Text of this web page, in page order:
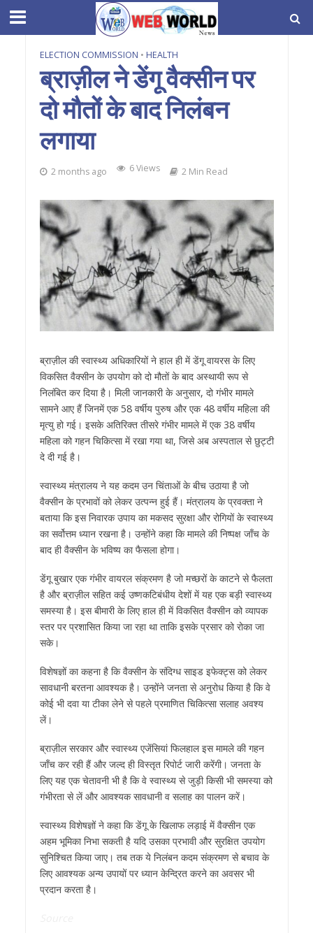
ELECTION COMMISSION • HEALTH
ब्राज़ील ने डेंगू वैक्सीन पर
दो मौतों के बाद निलंबन
लगाया
2 months ago 6 Views 2 Min Read
ब्राज़ील की स्वास्थ्य अधिकारियों ने हाल ही में डेंगू वायरस के लिए
विकसित वैक्सीन के उपयोग को दो मौतों के बाद अस्थायी रूप से
निलंबित कर दिया है। मिली जानकारी के अनुसार, दो गंभीर मामले
सामने आए हैं जिनमें एक 58 वर्षीय पुरुष और एक 48 वर्षीय महिला की
मृत्यु हो गई। इसके अतिरिक्त तीसरे गंभीर मामले में एक 38 वर्षीय
महिला को गहन चिकित्सा में रखा गया था, जिसे अब अस्पताल से छुट्टी
दे दी गई है।
स्वास्थ्य मंत्रालय ने यह कदम उन चिंताओं के बीच उठाया है जो
वैक्सीन के प्रभावों को लेकर उत्पन्न हुई हैं। मंत्रालय के प्रवक्ता ने
बताया कि इस निवारक उपाय का मकसद सुरक्षा और रोगियों के स्वास्थ्य
का सर्वोत्तम ध्यान रखना है। उन्होंने कहा कि मामले की निष्पक्ष जाँच के
बाद ही वैक्सीन के भविष्य का फैसला होगा।
डेंगू बुखार एक गंभीर वायरल संक्रमण है जो मच्छरों के काटने से फैलता
है और ब्राज़ील सहित कई उष्णकटिबंधीय देशों में यह एक बड़ी स्वास्थ्य
समस्या है। इस बीमारी के लिए हाल ही में विकसित वैक्सीन को व्यापक
स्तर पर प्रशासित किया जा रहा था ताकि इसके प्रसार को रोका जा
सके।
विशेषज्ञों का कहना है कि वैक्सीन के संदिग्ध साइड इफेक्ट्स को लेकर
सावधानी बरतना आवश्यक है। उन्होंने जनता से अनुरोध किया है कि वे
कोई भी दवा या टीका लेने से पहले प्रमाणित चिकित्सा सलाह अवश्य
लें।
ब्राज़ील सरकार और स्वास्थ्य एजेंसियां फिलहाल इस मामले की गहन
जाँच कर रही हैं और जल्द ही विस्तृत रिपोर्ट जारी करेंगी। जनता के
लिए यह एक चेतावनी भी है कि वे स्वास्थ्य से जुड़ी किसी भी समस्या को
गंभीरता से लें और आवश्यक सावधानी व सलाह का पालन करें।
स्वास्थ्य विशेषज्ञों ने कहा कि डेंगू के खिलाफ लड़ाई में वैक्सीन एक
अहम भूमिका निभा सकती है यदि उसका प्रभावी और सुरक्षित उपयोग
सुनिश्चित किया जाए। तब तक ये निलंबन कदम संक्रमण से बचाव के
लिए आवश्यक अन्य उपायों पर ध्यान केन्द्रित करने का अवसर भी
प्रदान करता है।